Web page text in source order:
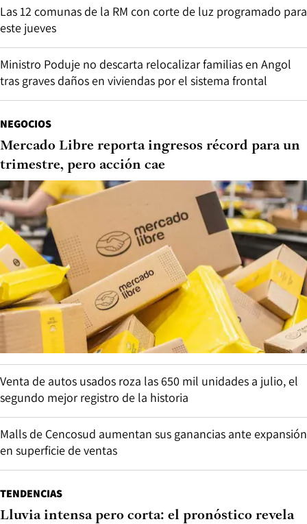
Las 12 comunas de la RM con corte de luz programado para
este jueves
Ministro Poduje no descarta relocalizar familias en Angol
tras graves daños en viviendas por el sistema frontal
NEGOCIOS
Mercado Libre reporta ingresos récord para un
trimestre, pero acción cae
Venta de autos usados roza las 650 mil unidades a julio, el
segundo mejor registro de la historia
Malls de Cencosud aumentan sus ganancias ante expansión
en superficie de ventas
TENDENCIAS
Lluvia intensa pero corta: el pronóstico revela